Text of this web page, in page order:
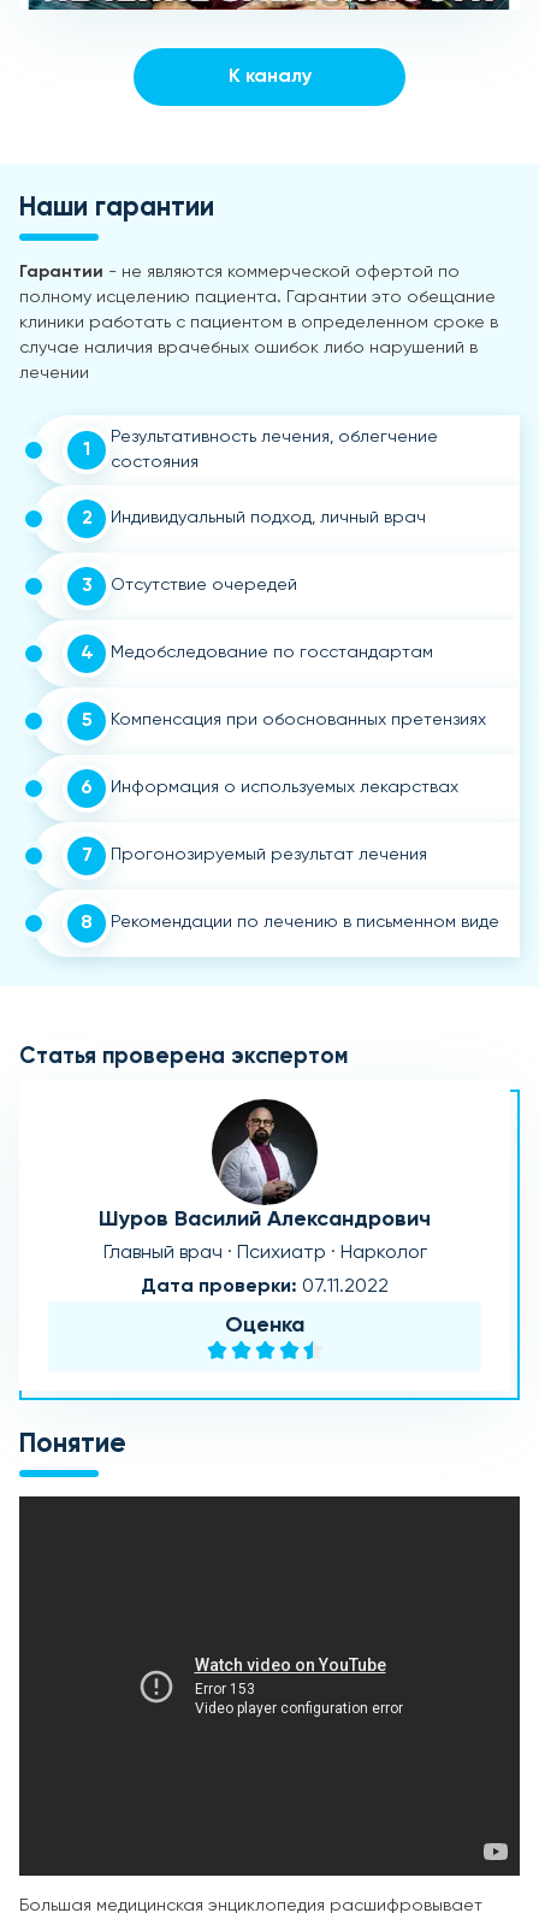
К каналу
Наши гарантии
Гарантии - не являются коммерческой офертой по
полному исцелению пациента. Гарантии это обещание
клиники работать с пациентом в определенном сроке в
случае наличия врачебных ошибок либо нарушений в
лечении
1
Результативность лечения, облегчение
состояния
2 Индивидуальный подход, личный врач
3 Отсутствие очередей
4 Медобследование по госстандартам
5 Компенсация при обоснованных претензиях
6 Информация о используемых лекарствах
7 Прогонозируемый результат лечения
8 Рекомендации по лечению в письменном виде
Статья проверена экспертом
Шуров Василий Александрович
Главный врач · Психиатр · Нарколог
Дата проверки: 07.11.2022
Оценка
Понятие
Большая медицинская энциклопедия расшифровывает